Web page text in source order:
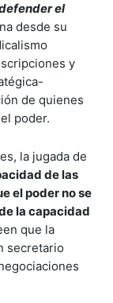
el
desde su
y
de quienes
poder.
la jugada de
de las
el poder no se
la capacidad
que la
secretario